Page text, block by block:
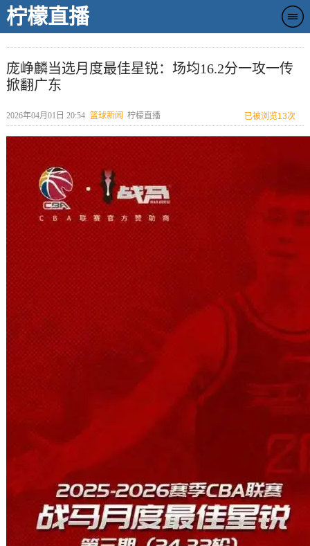
柠檬直播
庞峥麟当选月度最佳星锐：场均16.2分一攻一传
掀翻广东
2026年04月01日 20:54 篮球新闻 柠檬直播 已被浏览13次